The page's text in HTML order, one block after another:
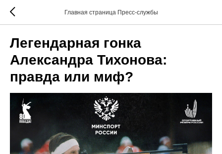
Главная страница Пресс-службы
Легендарная гонка
Александра Тихонова:
правда или миф?